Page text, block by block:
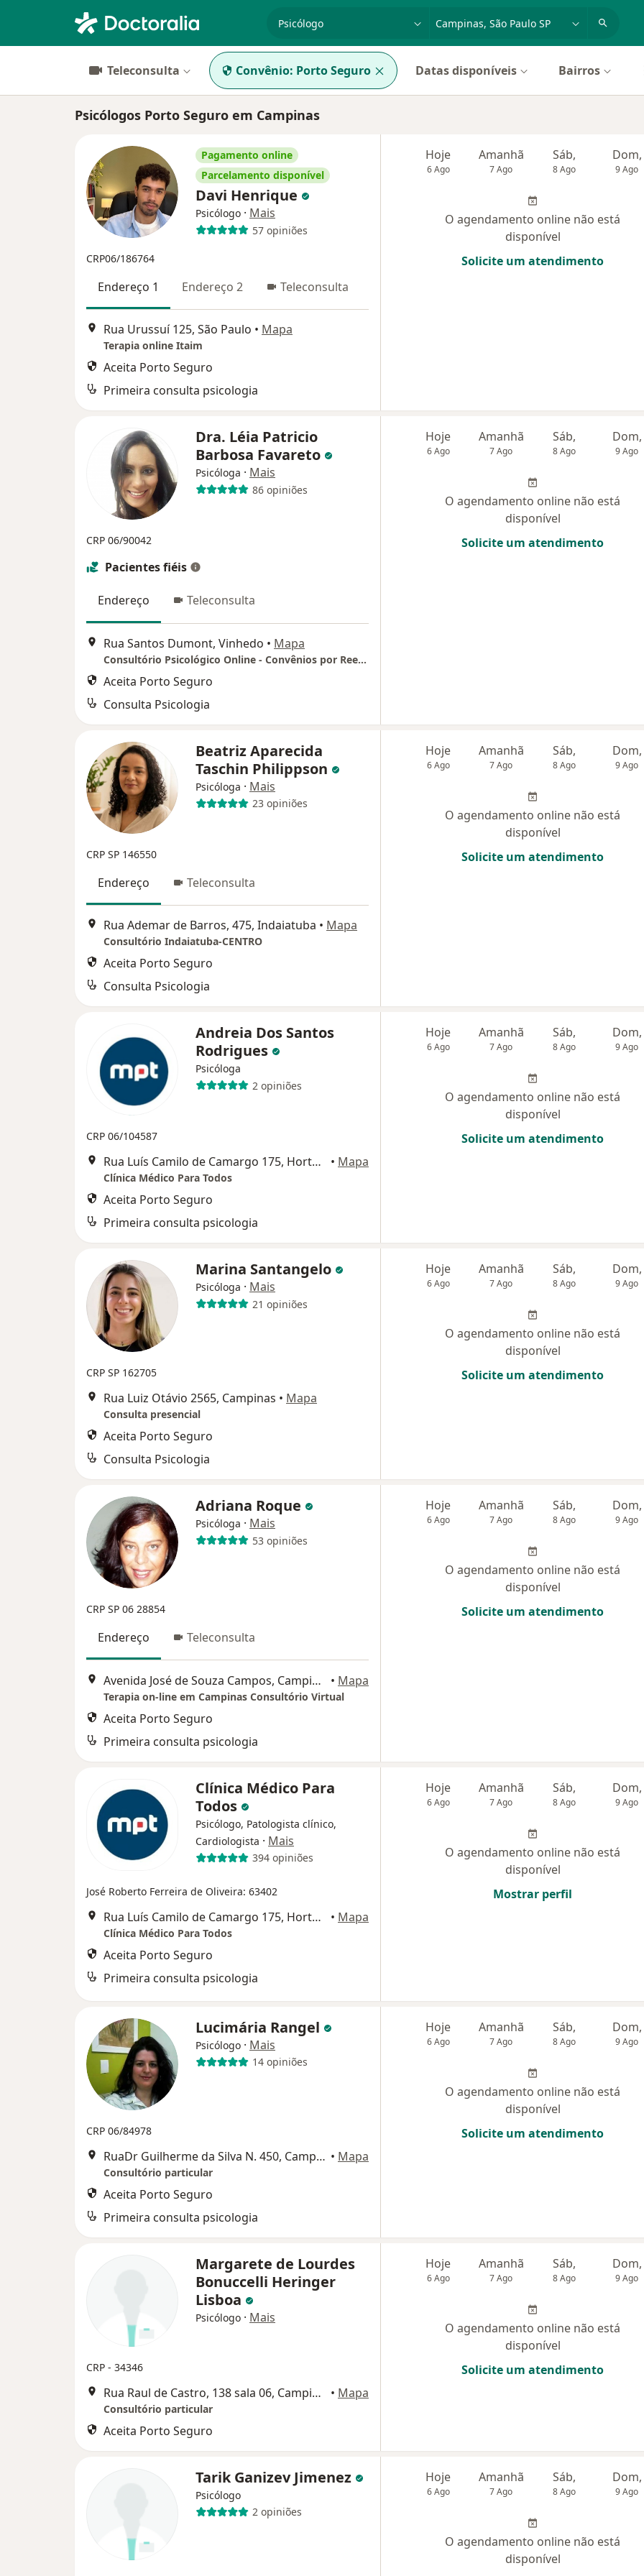
especialidade, doença ou nome
Teleconsulta Convênio: Porto Seguro Datas disponíveis Bairros
Psicólogos Porto Seguro em Campinas
Pagamento online
Parcelamento disponível
Davi Henrique
Psicólogo · Mais
57 opiniões
CRP06/186764
Endereço 1 Endereço 2 Teleconsulta
Rua Urussuí 125, São Paulo • Mapa
Terapia online Itaim
Aceita Porto Seguro
Primeira consulta psicologia
Hoje
6 Ago
Amanhã
7 Ago
Sáb,
8 Ago
Dom,
9 Ago
O agendamento online não está
disponível
Solicite um atendimento
Dra. Léia Patricio
Barbosa Favareto
Psicóloga · Mais
86 opiniões
CRP 06/90042
Pacientes fiéis
Endereço Teleconsulta
Rua Santos Dumont, Vinhedo • Mapa
Consultório Psicológico Online - Convênios por Reembolso!
Aceita Porto Seguro
Consulta Psicologia
Hoje
6 Ago
Amanhã
7 Ago
Sáb,
8 Ago
Dom,
9 Ago
O agendamento online não está
disponível
Solicite um atendimento
Beatriz Aparecida
Taschin Philippson
Psicóloga · Mais
23 opiniões
CRP SP 146550
Endereço Teleconsulta
Rua Ademar de Barros, 475, Indaiatuba • Mapa
Consultório Indaiatuba-CENTRO
Aceita Porto Seguro
Consulta Psicologia
Hoje
6 Ago
Amanhã
7 Ago
Sáb,
8 Ago
Dom,
9 Ago
O agendamento online não está
disponível
Solicite um atendimento
Andreia Dos Santos
Rodrigues
Psicóloga
2 opiniões
CRP 06/104587
Rua Luís Camilo de Camargo 175, Hortolândia • Mapa
Clínica Médico Para Todos
Aceita Porto Seguro
Primeira consulta psicologia
Hoje
6 Ago
Amanhã
7 Ago
Sáb,
8 Ago
Dom,
9 Ago
O agendamento online não está
disponível
Solicite um atendimento
Marina Santangelo
Psicóloga · Mais
21 opiniões
CRP SP 162705
Rua Luiz Otávio 2565, Campinas • Mapa
Consulta presencial
Aceita Porto Seguro
Consulta Psicologia
Hoje
6 Ago
Amanhã
7 Ago
Sáb,
8 Ago
Dom,
9 Ago
O agendamento online não está
disponível
Solicite um atendimento
Adriana Roque
Psicóloga · Mais
53 opiniões
CRP SP 06 28854
Endereço Teleconsulta
Avenida José de Souza Campos, Campinas • Mapa
Terapia on-line em Campinas Consultório Virtual
Aceita Porto Seguro
Primeira consulta psicologia
Hoje
6 Ago
Amanhã
7 Ago
Sáb,
8 Ago
Dom,
9 Ago
O agendamento online não está
disponível
Solicite um atendimento
Clínica Médico Para
Todos
Psicólogo, Patologista clínico,
Cardiologista · Mais
394 opiniões
José Roberto Ferreira de Oliveira: 63402
Rua Luís Camilo de Camargo 175, Hortolândia • Mapa
Clínica Médico Para Todos
Aceita Porto Seguro
Primeira consulta psicologia
Hoje
6 Ago
Amanhã
7 Ago
Sáb,
8 Ago
Dom,
9 Ago
O agendamento online não está
disponível
Mostrar perfil
Lucimária Rangel
Psicólogo · Mais
14 opiniões
CRP 06/84978
RuaDr Guilherme da Silva N. 450, Campinas • Mapa
Consultório particular
Aceita Porto Seguro
Primeira consulta psicologia
Hoje
6 Ago
Amanhã
7 Ago
Sáb,
8 Ago
Dom,
9 Ago
O agendamento online não está
disponível
Solicite um atendimento
Margarete de Lourdes
Bonuccelli Heringer
Lisboa
Psicólogo · Mais
CRP - 34346
Rua Raul de Castro, 138 sala 06, Campinas • Mapa
Consultório particular
Aceita Porto Seguro
Hoje
6 Ago
Amanhã
7 Ago
Sáb,
8 Ago
Dom,
9 Ago
O agendamento online não está
disponível
Solicite um atendimento
Tarik Ganizev Jimenez
Psicólogo
2 opiniões
Hoje
6 Ago
Amanhã
7 Ago
Sáb,
8 Ago
Dom,
9 Ago
O agendamento online não está
disponível